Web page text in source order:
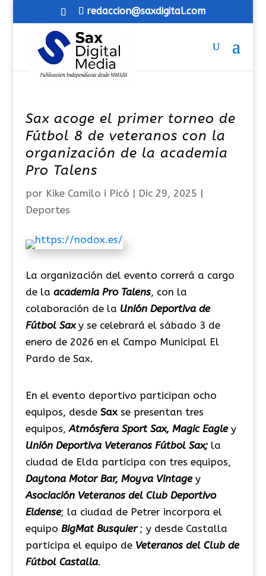
redaccion@saxdigital.com
Sax acoge el primer torneo de
Fútbol 8 de veteranos con la
organización de la academia
Pro Talens
por Kike Camilo i Picó | Dic 29, 2025 |
Deportes
La organización del evento correrá a cargo
de la academia Pro Talens, con la
colaboración de la Unión Deportiva de
Fútbol Sax y se celebrará el sábado 3 de
enero de 2026 en el Campo Municipal El
Pardo de Sax.
En el evento deportivo participan ocho
equipos, desde Saxse presentan tres
equipos,Atmósfera Sport Sax, Magic Eagley
Unión Deportiva Veteranos Fútbol Sax; la
ciudad de Elda participa con tres equipos,
Daytona Motor Bar, Moyva Vintagey
Asociación Veteranos del Club Deportivo
Eldense; la ciudad de Petrer incorpora el
equipo BigMat Busquier ; y desde Castalla
participa el equipo de Veteranos del Club de
Fútbol Castalla.